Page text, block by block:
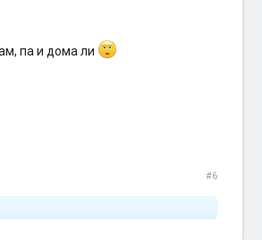
па и дома ли
#6